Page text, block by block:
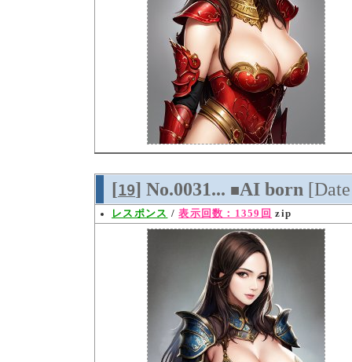
[19] No.0031... ■AI born
レスポンス /表示回数：1359回 zip